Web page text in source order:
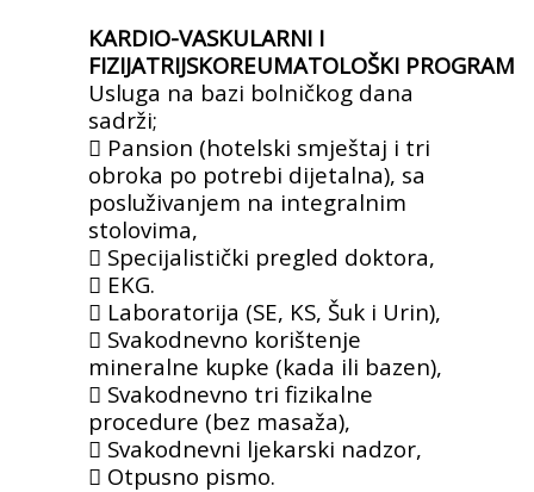
KARDIO-VASKULARNI I
FIZIJATRIJSKOREUMATOLOŠKI PROGRAM
Usluga na bazi bolničkog dana
sadrži;
 Pansion (hotelski smještaj i tri
obroka po potrebi dijetalna), sa
posluživanjem na integralnim
stolovima,
 Specijalistički pregled doktora,
 EKG.
 Laboratorija (SE, KS, Šuk i Urin),
 Svakodnevno korištenje
mineralne kupke (kada ili bazen),
 Svakodnevno tri fizikalne
procedure (bez masaža),
 Svakodnevni ljekarski nadzor,
 Otpusno pismo.